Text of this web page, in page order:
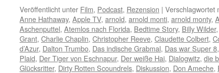
Veröffentlicht unter Film, Podcast, Rezension | Verschlagwortet
Anne Hathaway, Apple TV, arnold, arnold monti, arnold monty,
Aschenputtel, Atemlos nach Florida, Bedtime Story, Billy Wilder
Grant, Charlie Chaplin, Christopher Reeve, Claudette Colbert,
d’Azur, Dalton Trumbo, Das indische Grabmal, Das war Super 8
Plaid, Der Tiger von Eschnapur, Der weiße Hai, Dialogwitz, die
Glücksritter, Dirty Rotten Scoundrels, Diskussion, Don Ameche,